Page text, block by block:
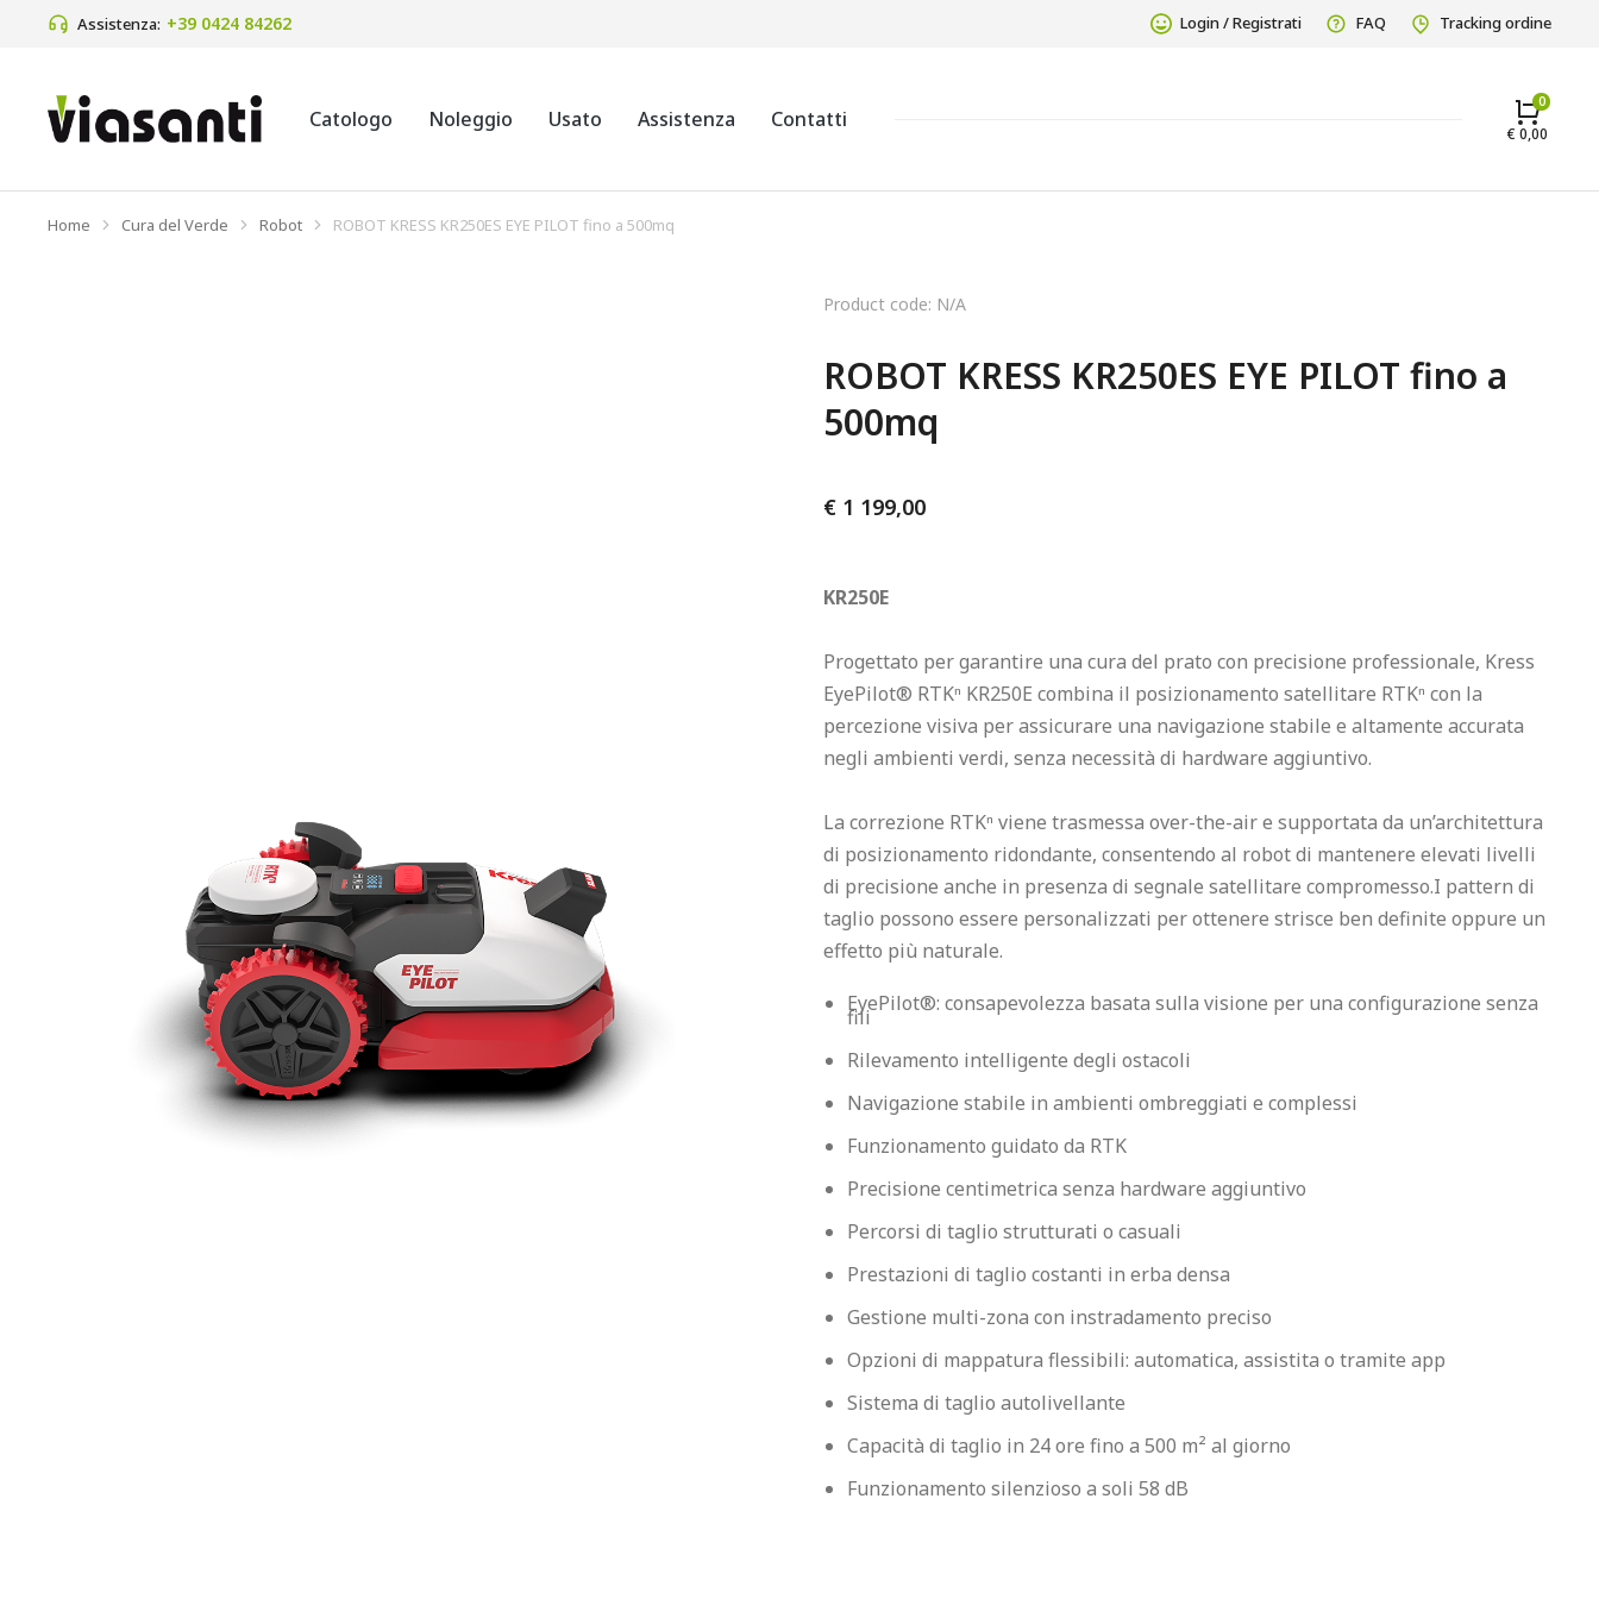
Assistenza: +39 0424 84262 Login / Registrati FAQ Tracking ordine
Catologo Noleggio Usato Assistenza Contatti
€ 0,00
Tu sei qui:
Home Cura del Verde Robot ROBOT KRESS KR250ES EYE PILOT fino a 500mq
Product code: N/A
ROBOT KRESS KR250ES EYE PILOT fino a
500mq
€ 1 199,00
KR250E
Progettato per garantire una cura del prato con precisione professionale, Kress
EyePilot® RTKⁿ KR250E combina il posizionamento satellitare RTKⁿ con la
percezione visiva per assicurare una navigazione stabile e altamente accurata
negli ambienti verdi, senza necessità di hardware aggiuntivo.
La correzione RTKⁿ viene trasmessa over-the-air e supportata da un’architettura
di posizionamento ridondante, consentendo al robot di mantenere elevati livelli
di precisione anche in presenza di segnale satellitare compromesso.I pattern di
taglio possono essere personalizzati per ottenere strisce ben definite oppure un
EyePilot®: consapevolezza basata sulla visione per una configurazione senza
fili
Rilevamento intelligente degli ostacoli
Navigazione stabile in ambienti ombreggiati e complessi
Funzionamento guidato da RTK
Precisione centimetrica senza hardware aggiuntivo
Percorsi di taglio strutturati o casuali
Prestazioni di taglio costanti in erba densa
Gestione multi-zona con instradamento preciso
Opzioni di mappatura flessibili: automatica, assistita o tramite app
Sistema di taglio autolivellante
Capacità di taglio in 24 ore fino a 500 m² al giorno
Funzionamento silenzioso a soli 58 dB